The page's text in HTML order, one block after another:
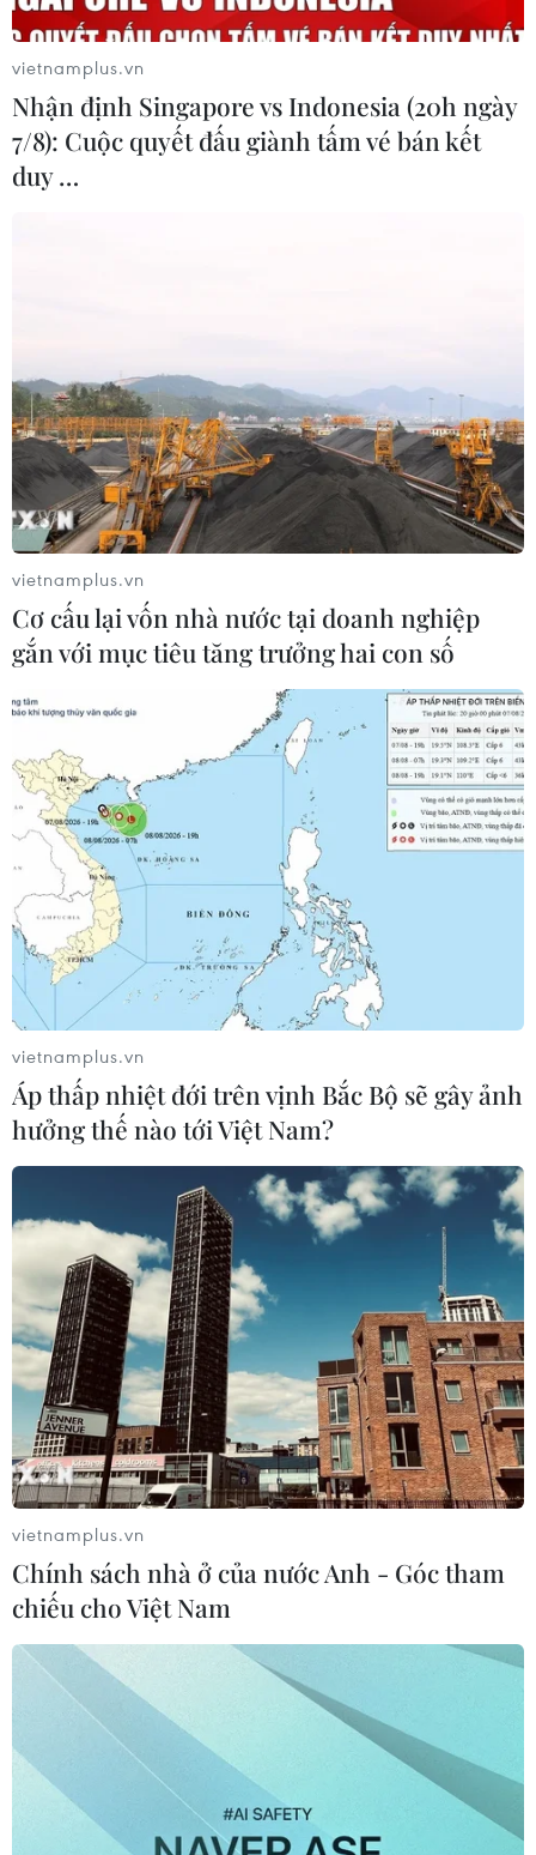
toàn bộ bản án sơ thẩm, cho rằng chưa đủ căn cứ
chứng minh bị cáo Nhàn là chủ mưu, chỉ đạo việc thông
thầu, việc định giá thiệt hại là quá cao.
Đang trốn truy nã, bà Nguyễn Thị
Thanh Nhàn AIC vẫn có đơn kháng cáo
31/01/2023 12:14
Bản tin ngày 31/1/2023 của VietnamPlus có những nội
dung như bà Nguyễn Thị Thanh Nhàn AIC có đơn
kháng cáo khi đang trốn truy nã; Công an TP.HCM tiếp
tục đề nghị truy tố bà Nguyễn Phương Hằng.
Khởi tố thêm 5 bị can vụ án xảy ra tại Sở Y
tế Quảng Ninh, Công ty AIC
Ngày 16/3, Cơ quan Cảnh sát điều tra Bộ Công an khởi
tố 5 bị can trong vụ án vụ án hình sự “Vi phạm quy định
về đấu thầu gây hậu quả nghiêm trọng” xảy ra ở Sở Y
tế tỉnh Quảng Ninh, Công ty AIC....
vietnamplus.vn
Nhận định Singapore vs Indonesia (20h ngày
7/8): Cuộc quyết đấu giành tấm vé bán kết
duy …
vietnamplus.vn
Cơ cấu lại vốn nhà nước tại doanh nghiệp
gắn với mục tiêu tăng trưởng hai con số
vietnamplus.vn
Áp thấp nhiệt đới trên vịnh Bắc Bộ sẽ gây ảnh
hưởng thế nào tới Việt Nam?
vietnamplus.vn
Chính sách nhà ở của nước Anh - Góc tham
chiếu cho Việt Nam